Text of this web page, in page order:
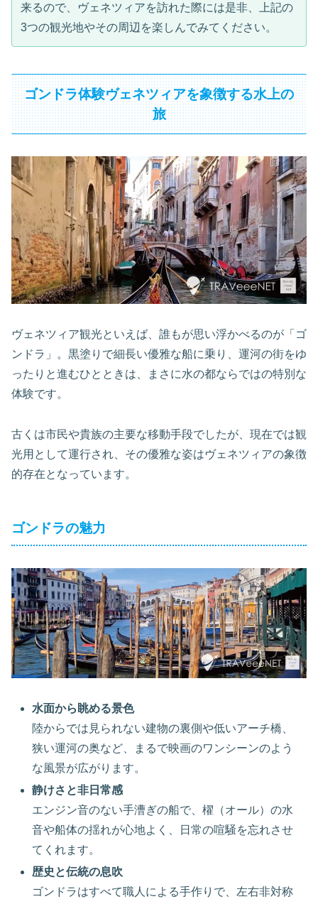
来るので、ヴェネツィアを訪れた際には是非、上記の
3つの観光地やその周辺を楽しんでみてください。
ゴンドラ体験ヴェネツィアを象徴する水上の
旅
ヴェネツィア観光といえば、誰もが思い浮かべるのが「ゴ
ンドラ」。黒塗りで細長い優雅な船に乗り、運河の街をゆ
ったりと進むひとときは、まさに水の都ならではの特別な
体験です。
古くは市民や貴族の主要な移動手段でしたが、現在では観
光用として運行され、その優雅な姿はヴェネツィアの象徴
的存在となっています。
ゴンドラの魅力
水面から眺める景色
陸からでは見られない建物の裏側や低いアーチ橋、
狭い運河の奥など、まるで映画のワンシーンのよう
な風景が広がります。
静けさと非日常感
エンジン音のない手漕ぎの船で、櫂（オール）の水
音や船体の揺れが心地よく、日常の喧騒を忘れさせ
てくれます。
歴史と伝統の息吹
ゴンドラはすべて職人による手作りで、左右非対称